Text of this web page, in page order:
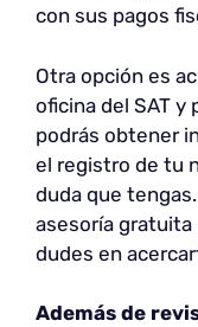
con sus pagos
Otra opción es
oficina del SAT y
podrás obtener
el registro de tu
duda que
asesoría gratuita
dudes en
Además de